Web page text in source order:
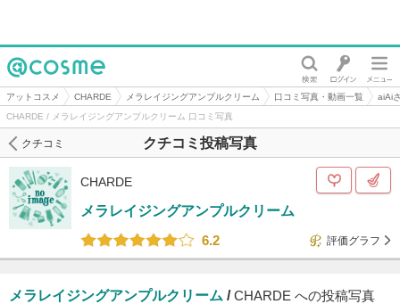
@cosme
アットコスメ CHARDE メラレイジングアンプルクリーム 口コミ写真・動画一覧
aiAi
CHARDE / メラレイジングアンプルクリーム 口コミ写真
クチコミ投稿写真
クチコミ
CHARDE
メラレイジングアンプルクリーム
6.2
評価グラフ
メラレイジングアンプルクリーム /CHARDE への投稿写真